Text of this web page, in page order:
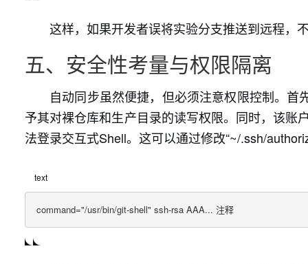
这样，如果开发者误将实验分支推送到远程，
五、安全性考量与权限隔离
自动同步虽然便捷，但必须注意权限控制。
予其对裸仓库和生产目录的读写权限。同时，该
法登录交互式Shell。这可以通过修改“~/.ssh/
text
command="/usr/bin/git-shell" ssh-rsa AAA... 注释